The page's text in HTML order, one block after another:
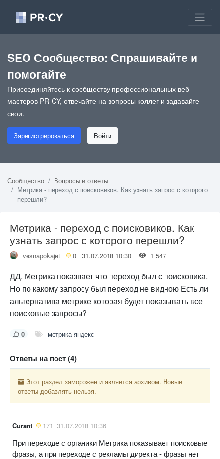
SEO Сообщество: Спрашивайте и
помогайте
Присоединяйтесь к сообществу профессиональных веб-
мастеров PR-CY, отвечайте на вопросы коллег и задавайте
свои.
Зарегистрироваться Войти
Сообщество
Вопросы и ответы
Метрика - переход с поисковиков. Как узнать запрос с которого
перешли?
Метрика - переход с поисковиков. Как
узнать запрос с которого перешли?
vesnapokajet 0 31.07.2018 10:30 1 547
ДД. Метрика показвает что переход был с поисковика.
Но по какому запросу был переход не видною Есть ли
альтернатива метрике которая будет показывать все
поисковые запросы?
0 метрика яндекс
Ответы на пост (4)
Этот раздел заморожен и является архивом. Новые
ответы добавлять нельзя.
Curant 171 31.07.2018 10:36
При переходе с органики Метрика показывает поисковые
фразы, а при переходе с рекламы директа - фразы нет